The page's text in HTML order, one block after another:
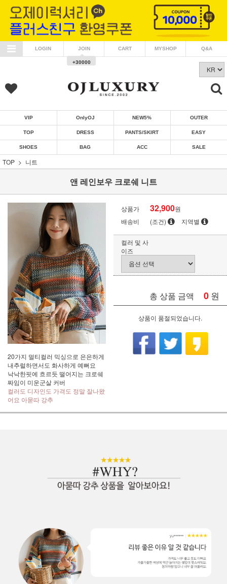
LOGIN JOIN
+30000
CART MYSHOP Q&A
VIP OnlyOJ NEW5% OUTER
TOP DRESS PANTS/SKIRT EASY
SHOES BAG ACC SALE
TOP 니트
앤 레인보우 크로쉐 니트
20가지 멀티컬러 믹싱으로 은은하게
내추럴하면서도 화사하게 예뻐요
낙낙한핏에 흐르듯 떨어지는 크로쉐
짜임이 미운군살 커버
컬러도 디자인도 가격도 정말 잘나왔
어요 아묻따 강추
상품가 32,900원
배송비
(조건) 지역별
컬러 및 사
이즈
총 상품 금액 0 원
상품이 품절되었습니다.